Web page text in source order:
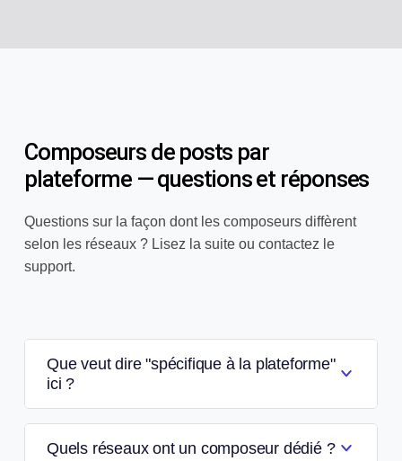
Composeurs de posts par
plateforme — questions et réponses
Questions sur la façon dont les composeurs diffèrent
selon les réseaux ? Lisez la suite ou contactez le
support.
Que veut dire "spécifique à la plateforme"
ici ?
Quels réseaux ont un composeur dédié ?